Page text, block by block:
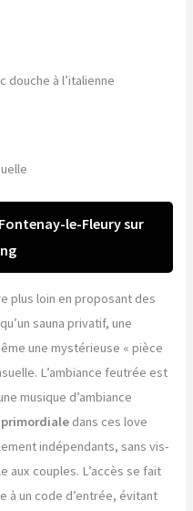
douche à l’italienne
le-Fleury sur
plus loin en proposant des
sauna privatif, une
une mystérieuse « pièce
L’ambiance feutrée est
musique d’ambiance
dans ces love
indépendants, sans vis-
aux couples. L’accès se fait
à un code d’entrée, évitant